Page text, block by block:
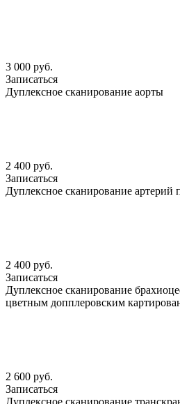
3 000 руб.
Записаться
Дуплексное сканирование аорты
2 400 руб.
Записаться
Дуплексное сканирование артерий
2 400 руб.
Записаться
Дуплексное сканирование
цветным допплеровским
2 600 руб.
Записаться
Дуплексное сканирование